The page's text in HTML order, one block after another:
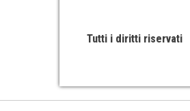
Tutti i diritti riservati